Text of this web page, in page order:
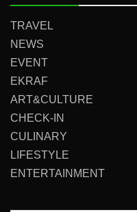
TRAVEL
NEWS
EVENT
EKRAF
ART&CULTURE
CHECK-IN
CULINARY
LIFESTYLE
ENTERTAINMENT